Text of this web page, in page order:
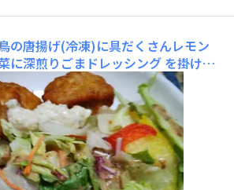
の唐揚げ(冷凍)に具だくさんレモン
に深煎りごまドレッシング を掛けて
、大豆水煮